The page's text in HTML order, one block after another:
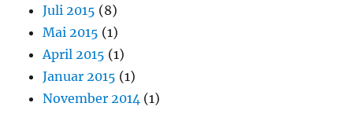
Juli 2015 (8)
Mai 2015 (1)
April 2015 (1)
Januar 2015 (1)
November 2014 (1)